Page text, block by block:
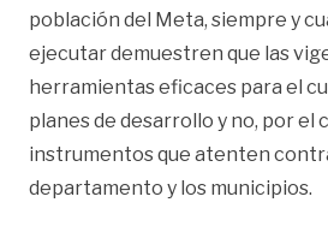
población del Meta, siempre y
ejecutar demuestren que las
herramientas eficaces para el
planes de desarrollo y no, por el
instrumentos que atenten
departamento y los municipios.